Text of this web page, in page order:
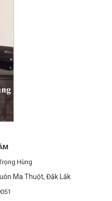
Hùng
Ma Thuột, Đắk Lắk